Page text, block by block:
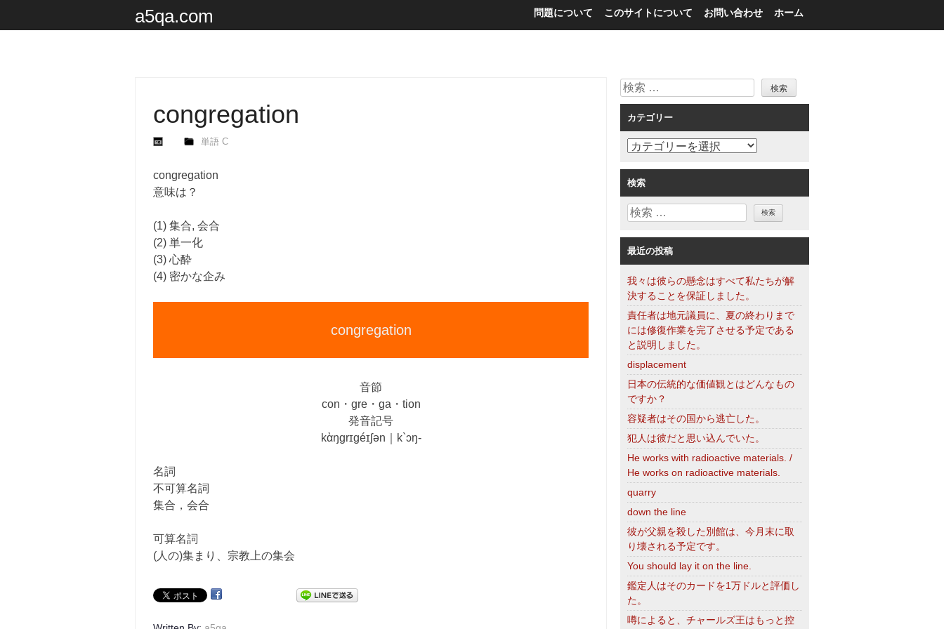
a5qa.com ホーム
お問い合わせ
このサイトについて
問題について
congregation
単語 C
congregation
意味は？
(1) 集合, 会合
(2) 単一化
(3) 心酔
(4) 密かな企み
congregation
音節
con・gre・ga・tion
発音記号
kὰŋgrɪgéɪʃən｜k`ɔŋ‐
名詞
不可算名詞
集合，会合
可算名詞
(人の)集まり、宗教上の集会
検
索
カテゴリー
カ
ゴ
リ
ー
検索
検
最近の投稿
我々は彼らの懸念はすべて私たちが解
決することを保証しました。
責任者は地元議員に、夏の終わりまで
には修復作業を完了させる予定である
と説明しました。
displacement
日本の伝統的な価値観とはどんなもの
ですか？
容疑者はその国から逃亡した。
犯人は彼だと思い込んでいた。
He works with radioactive materials. /
He works on radioactive materials.
quarry
down the line
彼が父親を殺した別館は、今月末に取
り壊される予定です。
You should lay it on the line.
鑑定人はそのカードを1万ドルと評価し
た。
噂によると、チャールズ王はもっと控